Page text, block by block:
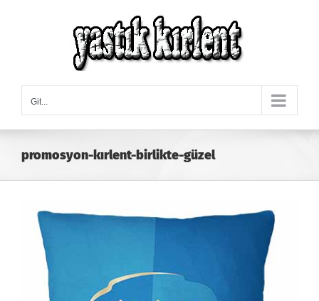
Git...
promosyon-kırlent-birlikte-güzel